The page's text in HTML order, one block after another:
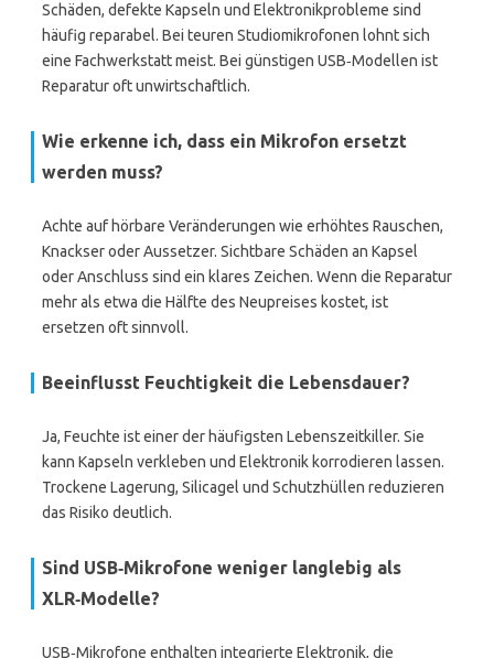
Schäden, defekte Kapseln und Elektronikprobleme sind
häufig reparabel. Bei teuren Studiomikrofonen lohnt sich
eine Fachwerkstatt meist. Bei günstigen USB‑Modellen ist
Reparatur oft unwirtschaftlich.
Wie erkenne ich, dass ein Mikrofon ersetzt
werden muss?
Achte auf hörbare Veränderungen wie erhöhtes Rauschen,
Knackser oder Aussetzer. Sichtbare Schäden an Kapsel
oder Anschluss sind ein klares Zeichen. Wenn die Reparatur
mehr als etwa die Hälfte des Neupreises kostet, ist
ersetzen oft sinnvoll.
Beeinflusst Feuchtigkeit die Lebensdauer?
Ja, Feuchte ist einer der häufigsten Lebenszeitkiller. Sie
kann Kapseln verkleben und Elektronik korrodieren lassen.
Trockene Lagerung, Silicagel und Schutzhüllen reduzieren
das Risiko deutlich.
Sind USB‑Mikrofone weniger langlebig als
XLR‑Modelle?
USB‑Mikrofone enthalten integrierte Elektronik, die